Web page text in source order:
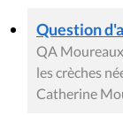
Question
QA
les crèches
Catherine